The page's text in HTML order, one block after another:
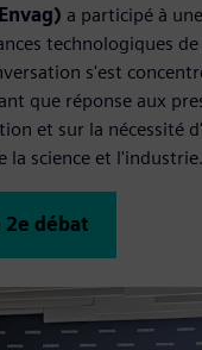
a participé à
technologiques
s'est
que réponse aux
et sur la nécessité
la science et l'industrie.
2e débat